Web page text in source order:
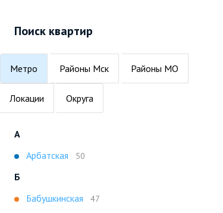
Поиск квартир
Метро Районы Мск Районы МО
Локации Округа
А
Арбатская
50
Б
Бабушкинская
47